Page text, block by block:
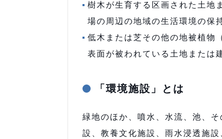
樹木が生育する区画された土地
場の周辺の地域の生活環境の保
低木または芝その他の地被植物
表面が被われている土地または
「環境施設」とは
緑地のほか、噴水、水流、池、
設、教養文化施設、雨水浸透施